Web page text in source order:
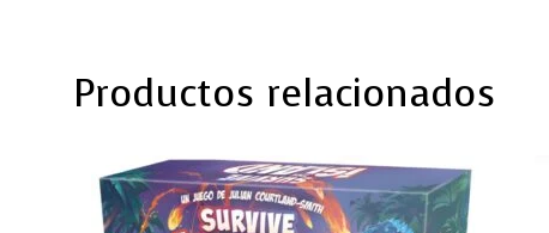
Productos relacionados